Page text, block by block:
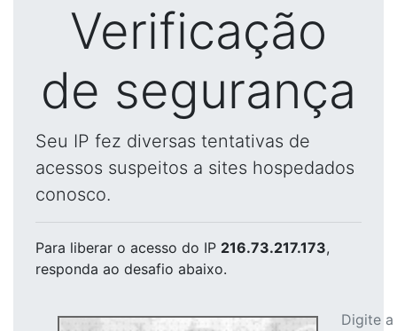
Verificação
de segurança
Seu IP fez diversas tentativas de
acessos suspeitos a sites hospedados
conosco.
Para liberar o acesso do IP 216.73.217.173,
responda ao desafio abaixo.
Digite